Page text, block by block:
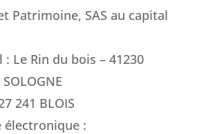
Patrimoine, SAS au capital
: Le Rin du bois – 41230
241 BLOIS
électronique :